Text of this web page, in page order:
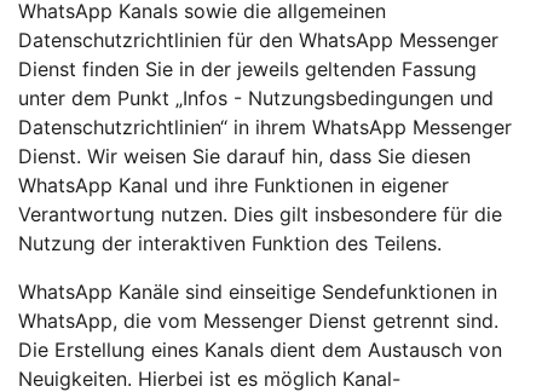
WhatsApp Kanals sowie die allgemeinen
Datenschutzrichtlinien für den WhatsApp Messenger
Dienst finden Sie in der jeweils geltenden Fassung
unter dem Punkt „Infos - Nutzungsbedingungen und
Datenschutzrichtlinien“ in ihrem WhatsApp Messenger
Dienst. Wir weisen Sie darauf hin, dass Sie diesen
WhatsApp Kanal und ihre Funktionen in eigener
Verantwortung nutzen. Dies gilt insbesondere für die
Nutzung der interaktiven Funktion des Teilens.
WhatsApp Kanäle sind einseitige Sendefunktionen in
WhatsApp, die vom Messenger Dienst getrennt sind.
Die Erstellung eines Kanals dient dem Austausch von
Neuigkeiten. Hierbei ist es möglich Kanal-